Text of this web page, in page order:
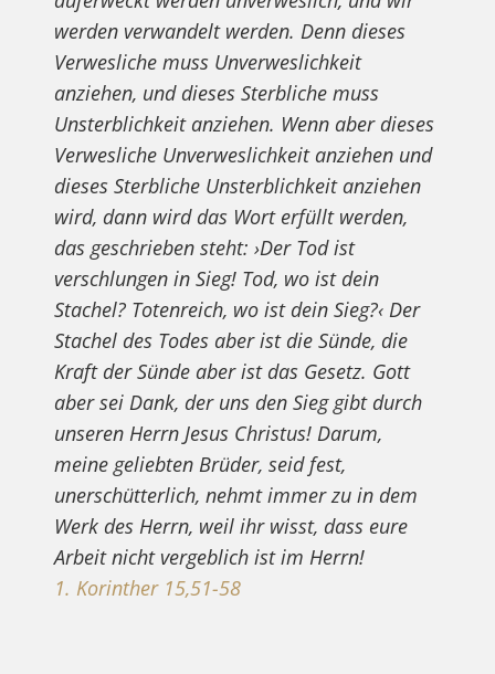
werden verwandelt werden. Denn dieses
Verwesliche muss Unverweslichkeit
anziehen, und dieses Sterbliche muss
Unsterblichkeit anziehen. Wenn aber dieses
Verwesliche Unverweslichkeit anziehen und
dieses Sterbliche Unsterblichkeit anziehen
wird, dann wird das Wort erfüllt werden,
das geschrieben steht: ›Der Tod ist
verschlungen in Sieg! Tod, wo ist dein
Stachel? Totenreich, wo ist dein Sieg?‹ Der
Stachel des Todes aber ist die Sünde, die
Kraft der Sünde aber ist das Gesetz. Gott
aber sei Dank, der uns den Sieg gibt durch
unseren Herrn Jesus Christus! Darum,
meine geliebten Brüder, seid fest,
unerschütterlich, nehmt immer zu in dem
Werk des Herrn, weil ihr wisst, dass eure
Arbeit nicht vergeblich ist im Herrn!
1. Korinther 15,51-58